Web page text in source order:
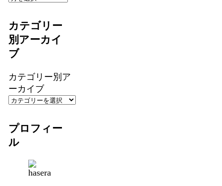
カテゴリー
別アーカイ
ブ
カテゴリー別ア
ーカイブ
プロフィー
ル